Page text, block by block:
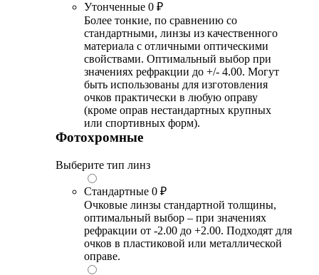
Утонченные 0 ₽
Более тонкие, по сравнению со
стандартными, линзы из качественного
материала с отличными оптическими
свойствами. Оптимальный выбор при
значениях рефракции до +/- 4.00. Могут
быть использованы для изготовления
очков практически в любую оправу
(кроме оправ нестандартных крупных
или спортивных форм).
Фотохромные
Выберите тип линз
Стандартные 0 ₽
Очковые линзы стандартной толщины,
оптимальный выбор – при значениях
рефракции от -2.00 до +2.00. Подходят для
очков в пластиковой или металлической
оправе.